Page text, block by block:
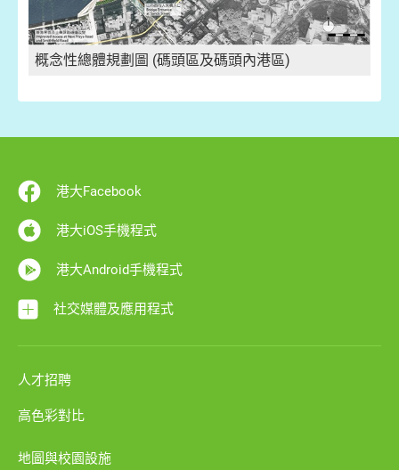
概念性總體規劃圖 (碼頭區及碼頭內港區)
港大Facebook
港大iOS手機程式
港大Android手機程式
社交媒體及應用程式
人才招聘
高色彩對比
地圖與校園設施